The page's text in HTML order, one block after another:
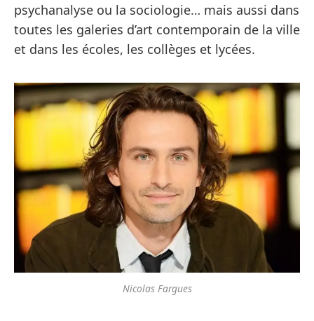
psychanalyse ou la sociologie… mais aussi dans
toutes les galeries d’art contemporain de la ville
et dans les écoles, les collèges et lycées.
Nicolas Fargues